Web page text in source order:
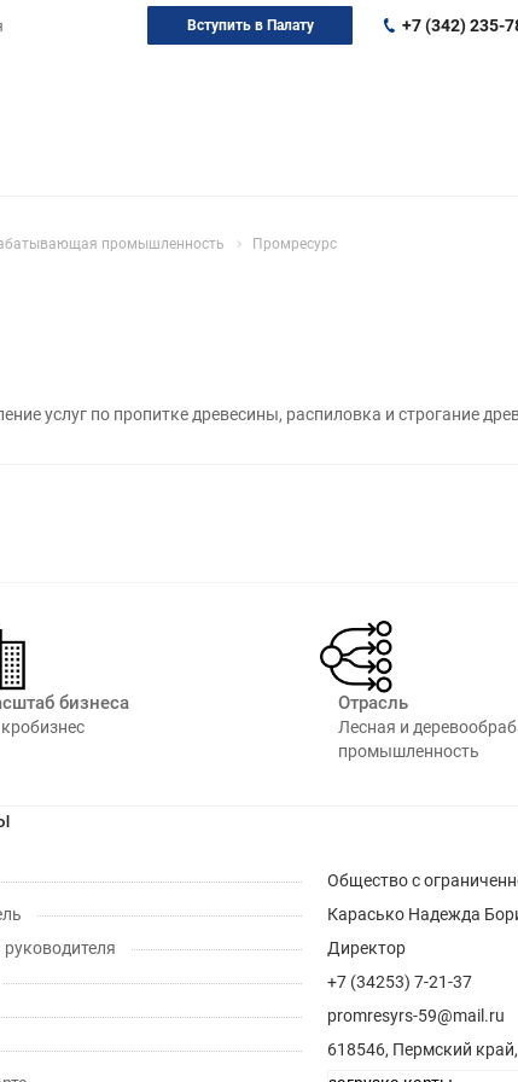
+7 (342) 235-
Вступить в Палату
промышленность Промресурс
услуг по пропитке древесины, распиловка и строгание
бизнеса Отрасль
Лесная и
промышленность
Общество с
Карасько Надежда
Директор
+7 (34253) 7-21-37
promresyrs-59@mail.ru
618546, Пермский